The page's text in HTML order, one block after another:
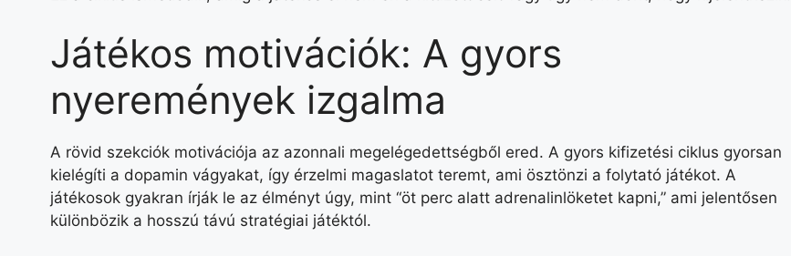
Játékos motivációk: A gyors
nyeremények izgalma
A rövid szekciók motivációja az azonnali megelégedettségből ered. A gyors kifizetési ciklus gyorsan
kielégíti a dopamin vágyakat, így érzelmi magaslatot teremt, ami ösztönzi a folytató játékot. A
játékosok gyakran írják le az élményt úgy, mint “öt perc alatt adrenalinlöketet kapni,” ami jelentősen
különbözik a hosszú távú stratégiai játéktól.